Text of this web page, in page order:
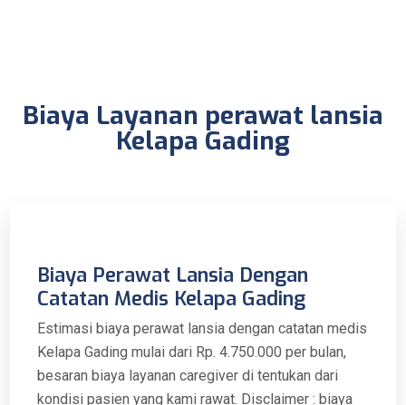
Biaya Layanan perawat lansia
Kelapa Gading
Biaya Perawat Lansia Dengan
Catatan Medis Kelapa Gading
Estimasi biaya perawat lansia dengan catatan medis
Kelapa Gading mulai dari Rp. 4.750.000 per bulan,
besaran biaya layanan caregiver di tentukan dari
kondisi pasien yang kami rawat. Disclaimer : biaya